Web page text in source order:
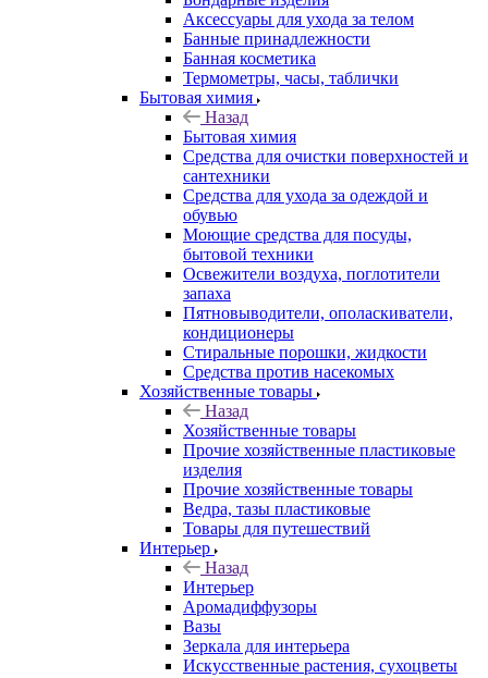
Аксеcсуары для ухода за телом
Банные принадлежности
Банная косметика
Термометры, часы, таблички
Бытовая химия
Назад
Бытовая химия
Средства для очистки поверхностей и
сантехники
Средства для ухода за одеждой и
обувью
Моющие средства для посуды,
бытовой техники
Освежители воздуха, поглотители
запаха
Пятновыводители, ополаскиватели,
кондиционеры
Стиральные порошки, жидкости
Средства против насекомых
Хозяйственные товары
Назад
Хозяйственные товары
Прочие хозяйственные пластиковые
изделия
Прочие хозяйственные товары
Ведра, тазы пластиковые
Товары для путешествий
Интерьер
Назад
Интерьер
Аромадиффузоры
Вазы
Зеркала для интерьера
Искусственные растения, сухоцветы